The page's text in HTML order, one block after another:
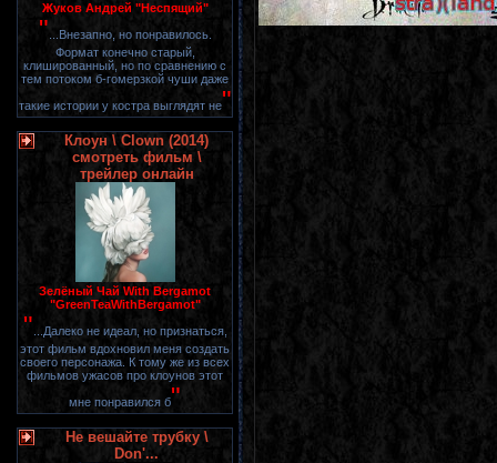
Жуков Андрей "Неспящий"
" ...Внезапно, но понравилось.
Формат конечно старый,
клишированный, но по сравнению с
тем потоком б-гомерзкой чуши даже
такие истории у костра выглядят не"
Клоун \ Clown (2014)
смотреть фильм \
трейлер онлайн
Зелёный Чай With Bergamot
"GreenTeaWithBergamot"
" ...Далеко не идеал, но признаться,
этот фильм вдохновил меня создать
своего персонажа. К тому же из всех
фильмов ужасов про клоунов этот
мне понравился б"
Не вешайте трубку \
Don'...